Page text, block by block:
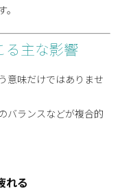
る主な影響
意味だけではありませ
バランスなどが複合的
れる